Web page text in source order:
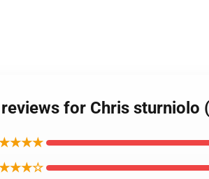
for Chris sturniolo